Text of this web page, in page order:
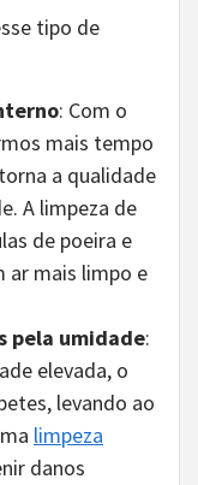
tipo de
: Com o
mais tempo
a qualidade
A limpeza de
de poeira e
ar mais limpo e
pela umidade:
elevada, o
levando ao
limpeza
danos